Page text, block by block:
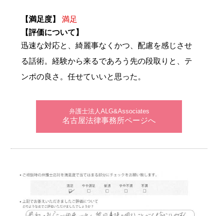
【満足度】
満足
【評価について】
迅速な対応と、綺麗事なくかつ、配慮を感じさせ
る話術。経験から来るであろう先の段取りと、テ
ンポの良さ。任せていいと思った。
弁護士法人ALG&Associates
名古屋法律事務所ページへ